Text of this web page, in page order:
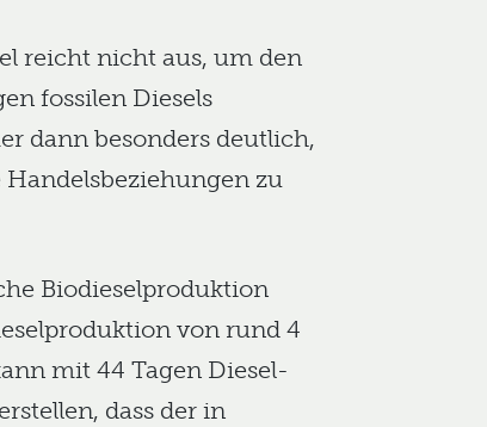
reicht nicht aus, um den
fossilen Diesels
dann besonders deutlich,
zu
Biodieselproduktion
von rund 4
mit 44 Tagen Diesel-
dass der in